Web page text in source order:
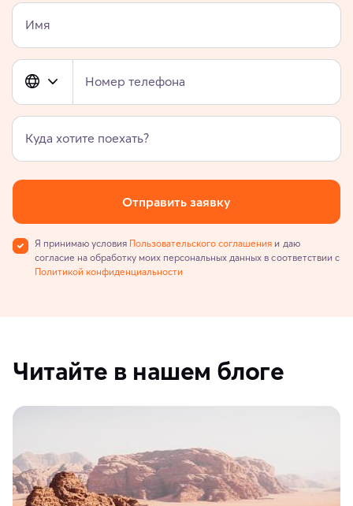
Имя
Номер телефона
Куда хотите поехать?
Отправить заявку
Я принимаю условия Пользовательского соглашения и даю
согласие на обработку моих персональных данных в соответствии с
Политикой конфиденциальности
Читайте в нашем блоге